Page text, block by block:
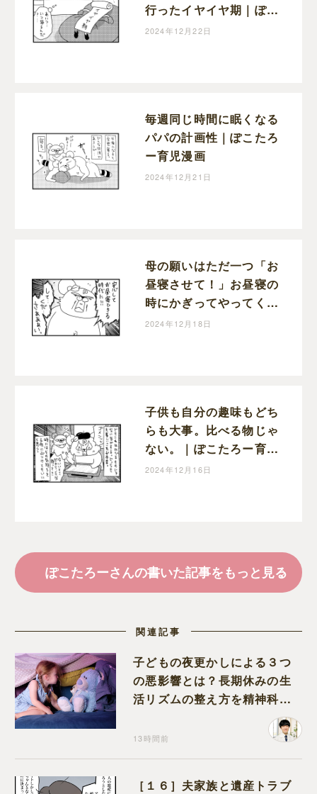
行ったイヤイヤ期｜ぽこ
たろー育児漫画
2024年12月22日
毎週同じ時間に眠くなる
パパの計画性｜ぽこたろ
ー育児漫画
2024年12月21日
母の願いはただ一つ「お
昼寝させて！」お昼寝の
時にかぎってやってくる
宣伝車｜ぽこたろー育児
2024年12月18日
子供も自分の趣味もどち
らも大事。比べる物じゃ
ない。｜ぽこたろー育児
漫画
2024年12月16日
ぽこたろーさんの書いた記事をもっと見る
関連記事
子どもの夜更かしによる３つ
の悪影響とは？長期休みの生
活リズムの整え方を精神科医
13時間前
［１６］夫家族と遺産トラブ